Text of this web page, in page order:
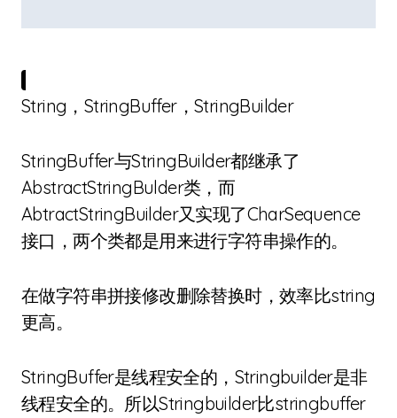
String，StringBuffer，StringBuilder
StringBuffer与StringBuilder都继承了
AbstractStringBulder类，而
AbtractStringBuilder又实现了CharSequence
接口，两个类都是用来进行字符串操作的。
在做字符串拼接修改删除替换时，效率比string
更高。
StringBuffer是线程安全的，Stringbuilder是非
线程安全的。所以Stringbuilder比stringbuffer